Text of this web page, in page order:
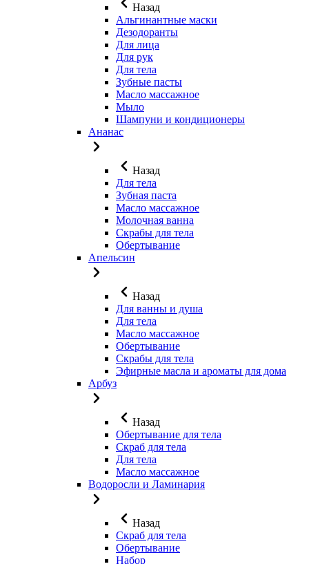
Назад
Альгинантные маски
Дезодоранты
Для лица
Для рук
Для тела
Зубные пасты
Масло массажное
Мыло
Шампуни и кондиционеры
Ананас
Назад
Для тела
Зубная паста
Масло массажное
Молочная ванна
Скрабы для тела
Обертывание
Апельсин
Назад
Для ванны и душа
Для тела
Масло массажное
Обертывание
Скрабы для тела
Эфирные масла и ароматы для дома
Арбуз
Назад
Обертывание для тела
Скраб для тела
Для тела
Масло массажное
Водоросли и Ламинария
Назад
Скраб для тела
Обертывание
Набор